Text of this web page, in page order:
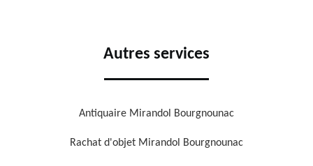
Autres services
Antiquaire Mirandol Bourgnounac
Rachat d'objet Mirandol Bourgnounac